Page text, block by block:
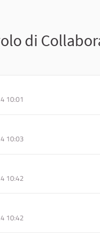
di
10:01
10:03
10:42
10:42